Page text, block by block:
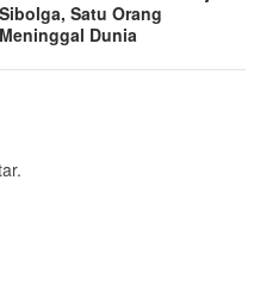
Sibolga, Satu Orang
Meninggal Dunia